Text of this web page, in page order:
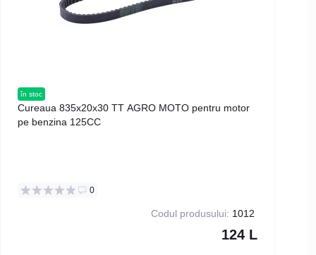
în stoc
Cureaua 835x20x30 TT AGRO MOTO pentru motor
pe benzina 125CC
0
Codul produsului: 1012
124 L